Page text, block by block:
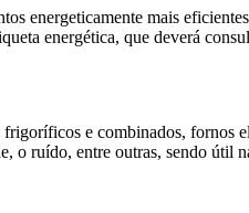
energeticamente mais
energética, que deverá
e combinados, fornos
o ruído, entre outras, sendo útil